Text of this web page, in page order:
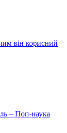
він корисний
– Поп-наука